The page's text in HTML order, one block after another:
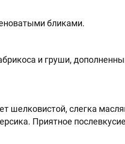
бликами.
и груши,
шелковистой, слегка
Приятное